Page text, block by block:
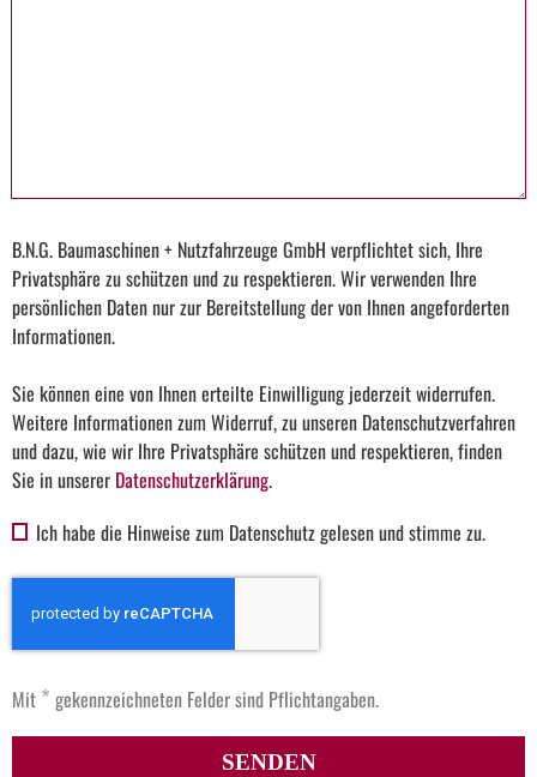
B.N.G. Baumaschinen + Nutzfahrzeuge GmbH verpflichtet sich, Ihre
Privatsphäre zu schützen und zu respektieren. Wir verwenden Ihre
persönlichen Daten nur zur Bereitstellung der von Ihnen angeforderten
Informationen.
Sie können eine von Ihnen erteilte Einwilligung jederzeit widerrufen.
Weitere Informationen zum Widerruf, zu unseren Datenschutzverfahren
und dazu, wie wir Ihre Privatsphäre schützen und respektieren, finden
Sie in unserer Datenschutzerklärung.
Ich habe die Hinweise zum Datenschutz gelesen und stimme zu.
Mit * gekennzeichneten Felder sind Pflichtangaben.
SENDEN